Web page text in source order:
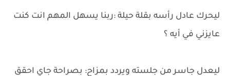
ليحرك عادل رأسه بقلة حيلة :ربنا يسهل المهم انت كنت
عايزني في أيه ؟
ليعدل جاسر من جلسته ويردد بمزاح: بصراحة جاي احقق